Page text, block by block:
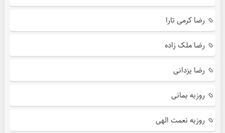
رضا کرمی تارا
رضا ملک زاده
رضا یزدانی
روزبه بمانی
روزبه نعمت الهی